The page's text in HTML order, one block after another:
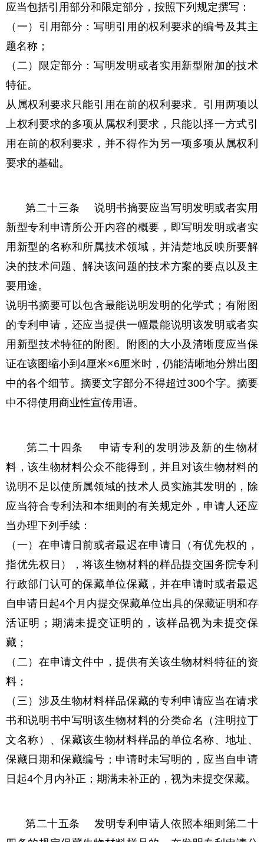
应当包括引用部分和限定部分，按照下列规定撰写：
（一）引用部分：写明引用的权利要求的编号及其主
题名称；
（二）限定部分：写明发明或者实用新型附加的技术
特征。
从属权利要求只能引用在前的权利要求。引用两项以
上权利要求的多项从属权利要求，只能以择一方式引
用在前的权利要求，并不得作为另一项多项从属权利
要求的基础。
第二十三条 说明书摘要应当写明发明或者实用
新型专利申请所公开内容的概要，即写明发明或者实
用新型的名称和所属技术领域，并清楚地反映所要解
决的技术问题、解决该问题的技术方案的要点以及主
要用途。
说明书摘要可以包含最能说明发明的化学式；有附图
的专利申请，还应当提供一幅最能说明该发明或者实
用新型技术特征的附图。附图的大小及清晰度应当保
证在该图缩小到4厘米×6厘米时，仍能清晰地分辨出图
中的各个细节。摘要文字部分不得超过300个字。摘要
中不得使用商业性宣传用语。
第二十四条 申请专利的发明涉及新的生物材
料，该生物材料公众不能得到，并且对该生物材料的
说明不足以使所属领域的技术人员实施其发明的，除
应当符合专利法和本细则的有关规定外，申请人还应
当办理下列手续：
（一）在申请日前或者最迟在申请日（有优先权的，
指优先权日），将该生物材料的样品提交国务院专利
行政部门认可的保藏单位保藏，并在申请时或者最迟
自申请日起4个月内提交保藏单位出具的保藏证明和存
活证明；期满未提交证明的，该样品视为未提交保
藏；
（二）在申请文件中，提供有关该生物材料特征的资
料；
（三）涉及生物材料样品保藏的专利申请应当在请求
书和说明书中写明该生物材料的分类命名（注明拉丁
文名称）、保藏该生物材料样品的单位名称、地址、
保藏日期和保藏编号；申请时未写明的，应当自申请
日起4个月内补正；期满未补正的，视为未提交保藏。
第二十五条 发明专利申请人依照本细则第二十